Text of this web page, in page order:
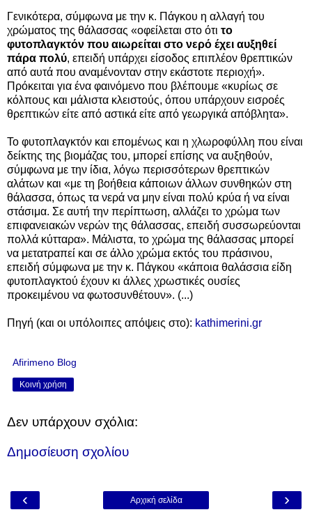
Γενικότερα, σύμφωνα με την κ. Πάγκου η αλλαγή του
χρώματος της θάλασσας «οφείλεται στο ότι το
φυτοπλαγκτόν που αιωρείται στο νερό έχει αυξηθεί
πάρα πολύ, επειδή υπάρχει είσοδος επιπλέον θρεπτικών
από αυτά που αναμένονταν στην εκάστοτε περιοχή».
Πρόκειται για ένα φαινόμενο που βλέπουμε «κυρίως σε
κόλπους και μάλιστα κλειστούς, όπου υπάρχουν εισροές
θρεπτικών είτε από αστικά είτε από γεωργικά απόβλητα».
Το φυτοπλαγκτόν και επομένως και η χλωροφύλλη που είναι
δείκτης της βιομάζας του, μπορεί επίσης να αυξηθούν,
σύμφωνα με την ίδια, λόγω περισσότερων θρεπτικών
αλάτων και «με τη βοήθεια κάποιων άλλων συνθηκών στη
θάλασσα, όπως τα νερά να μην είναι πολύ κρύα ή να είναι
στάσιμα. Σε αυτή την περίπτωση, αλλάζει το χρώμα των
επιφανειακών νερών της θάλασσας, επειδή συσσωρεύονται
πολλά κύτταρα». Μάλιστα, το χρώμα της θάλασσας μπορεί
να μετατραπεί και σε άλλο χρώμα εκτός του πράσινου,
επειδή σύμφωνα με την κ. Πάγκου «κάποια θαλάσσια είδη
φυτοπλαγκτού έχουν κι άλλες χρωστικές ουσίες
προκειμένου να φωτοσυνθέτουν». (...)
Πηγή (και οι υπόλοιπες απόψεις στο): kathimerini.gr
Afirimeno Blog
Κοινή χρήση
Δεν υπάρχουν σχόλια:
Δημοσίευση σχολίου
‹ ›
Αρχική σελίδα